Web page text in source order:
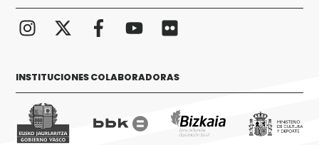
INSTITUCIONES COLABORADORAS